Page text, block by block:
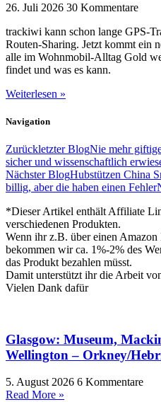
26. Juli 2026 30 Kommentare
trackiwi kann schon lange GPS-
Routen-Sharing. Jetzt kommt ein
alle im Wohnmobil-Alltag Gold
findet und was es kann.
Weiterlesen »
Navigation
Zurückletzter BlogNie mehr
sicher und wissenschaftlich
Nächster BlogHubstützen China
billig, aber die haben einen Fehler
*Dieser Artikel enthält Affiliate
verschiedenen Produkten.
Wenn ihr z.B. über einen
bekommen wir ca. 1%-2% des
das Produkt bezahlen müsst.
Damit unterstützt ihr die Arbeit
Vielen Dank dafür
Glasgow: Museum,
Wellington – Orkney/
5. August 2026 6 Kommentare
Read More »